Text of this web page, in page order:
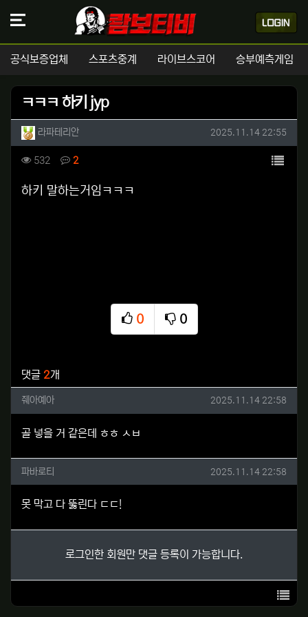
공식보증업체 스포츠중계 라이브스코어 승부예측게임
ㅋㅋㅋ 하키 jyp
작성자 정보
라파테리안작성 작성일
2025.11.14 22:55
컨텐츠 정보
532 조회 2댓글 목록
본문
하키 말하는거임ㅋㅋㅋ
0
추천
0
비추천
댓글 2개
줴아예아님의 댓글
줴아예아 작성일
2025.11.14 22:58
골 넣을 거 같은데 ㅎㅎ ㅅㅂ
파바로티님의 댓글
파바로티 작성일
2025.11.14 22:58
못 막고 다 뚫린다 ㄷㄷ!
로그인한 회원만 댓글 등록이 가능합니다.
목록